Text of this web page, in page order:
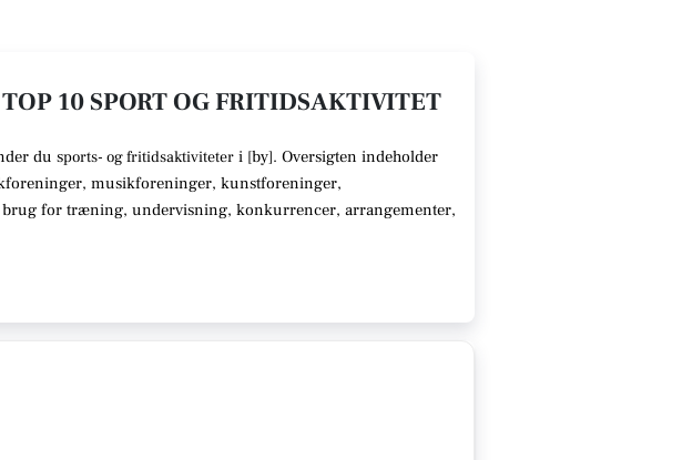
10 SPORT OG FRITIDSAKTIVITET
du sports- og fritidsaktiviteter i [by]. Oversigten indeholder
musikforeninger, kunstforeninger,
brug for træning, undervisning, konkurrencer, arrangementer,